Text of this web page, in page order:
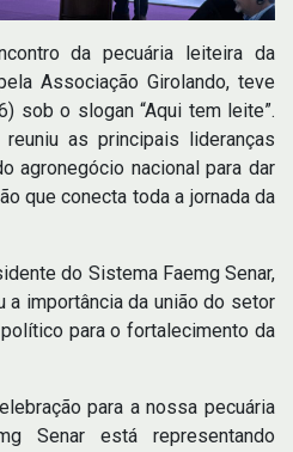
da pecuária leiteira da
Associação Girolando, teve
sob o slogan “Aqui tem leite”.
as principais lideranças
agronegócio nacional para dar
que conecta toda a jornada da
do Sistema Faemg Senar,
a importância da união do setor
para o fortalecimento da
para a nossa pecuária
Senar está representando